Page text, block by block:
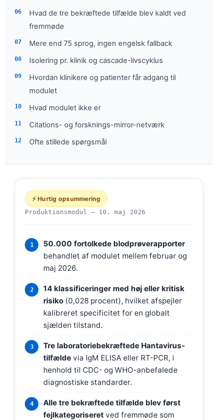
Hvad de tre bekræftede tilfælde blev kaldt ved
fremmøde
Mere end 75 sprog, ingen engelsk fallback
Isolering pr. klinik og cascade-livscyklus
Hvordan klinikere og patienter får adgang til
modulet
Hvad modulet ikke er
Citations- og forsknings-mirror-netværk
Ofte stillede spørgsmål
⚡ Hurtig opsummering
Produktionsmodul — 10. maj 2026
50.000 fortolkede blodprøverapporter
behandlet af modulet mellem februar og
maj 2026.
14 klassificeringer med høj eller kritisk
risiko (0,028 procent), hvilket afspejler
kalibreret specificitet for en globalt
sjælden tilstand.
Tre laboratoriebekræftede Hantavirus-
tilfælde via IgM ELISA eller RT-PCR, i
henhold til CDC- og WHO-anbefalede
diagnostiske standarder.
Alle tre bekræftede tilfælde blev først
fejlkategoriseret ved fremmøde som